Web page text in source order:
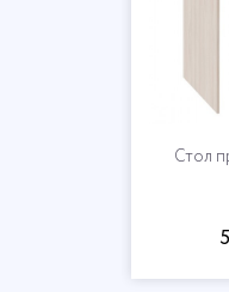
Стол